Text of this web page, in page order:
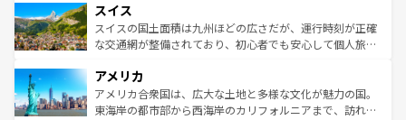
れる地方に足を運ぶとそれぞれで全く異なる文化を体験で
きるだろう。 なお、新着のフランス情報はコンテンツ一覧
を参照してほしい。
は、お酒好きな人にはぜひ体験してほしい。 なお、新着の
ドイツ情報はコンテンツ一覧を参照してほしい。
リアごとに異なる魅力がある。また、優雅なアフタヌーン
ティー、ビール好きにはたまらない英国パブ、サッカー観
戦など、本場だからこそできる体験も豊富。イギリスを旅
ンツ一覧を参照してほしい。
スイス
スイスの国土面積は九州ほどの広さだが、運行時刻が正確
な交通網が整備されており、初心者でも安心して個人旅行
の建物がそのまま残る町や、スイスならではのユニークな
博物館もあり、アルプス観光だけでなく町歩きも満喫する
ことができる。国民の所得が高いため物価も高いが、旅行
アメリカ
アメリカ合衆国は、広大な土地と多様な文化が魅力の国。
東海岸の都市部から西海岸のカリフォルニアまで、訪れる